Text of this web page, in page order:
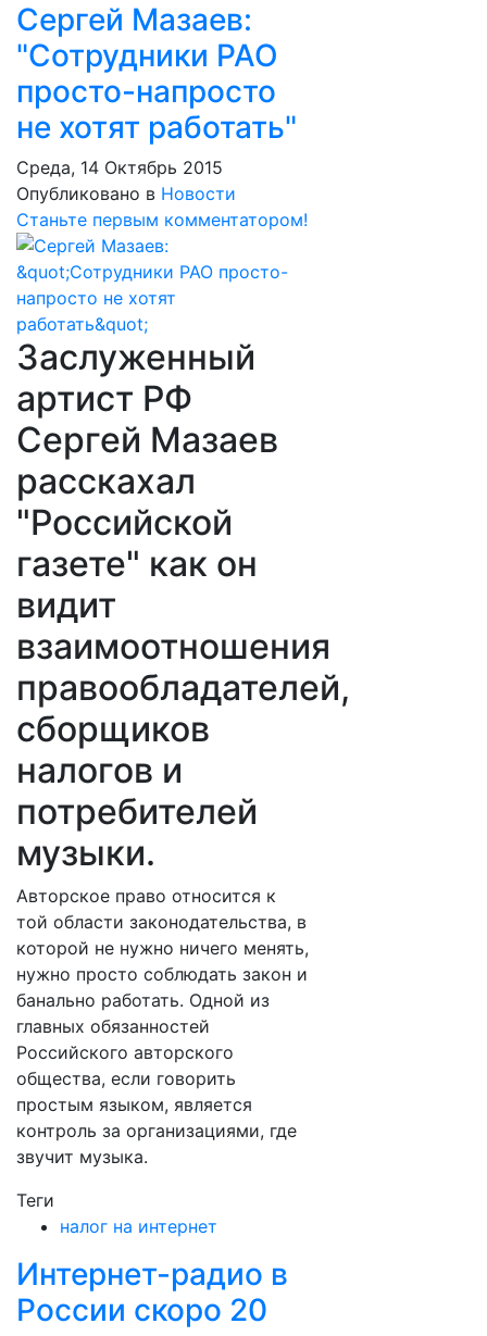
Сергей Мазаев:
"Сотрудники РАО
просто-напросто
не хотят работать"
Среда, 14 Октябрь 2015
Опубликовано в Новости
Станьте первым комментатором!
Заслуженный
артист РФ
Сергей Мазаев
расскахал
"Российской
газете" как он
видит
взаимоотношения
правообладателей,
сборщиков
налогов и
потребителей
музыки.
Авторское право относится к
той области законодательства, в
которой не нужно ничего менять,
нужно просто соблюдать закон и
банально работать. Одной из
главных обязанностей
Российского авторского
общества, если говорить
простым языком, является
контроль за организациями, где
звучит музыка.
Теги
налог на интернет
Интернет-радио в
России скоро 20